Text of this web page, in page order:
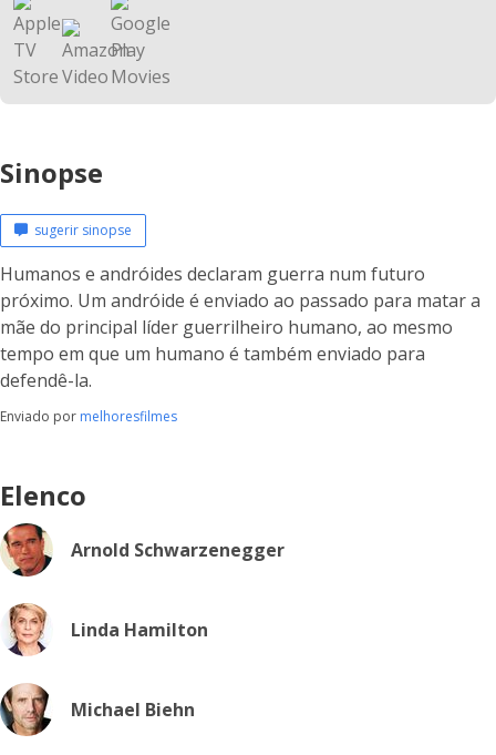
Sinopse
sugerir sinopse
Humanos e andróides declaram guerra num futuro
próximo. Um andróide é enviado ao passado para matar a
mãe do principal líder guerrilheiro humano, ao mesmo
tempo em que um humano é também enviado para
defendê-la.
Enviado por melhoresfilmes
Elenco
Arnold Schwarzenegger
Linda Hamilton
Michael Biehn